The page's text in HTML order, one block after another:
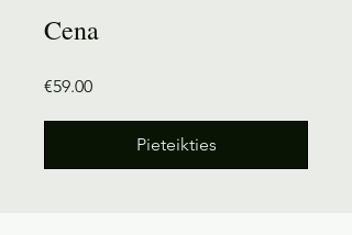
Cena
€59.00
Pieteikties